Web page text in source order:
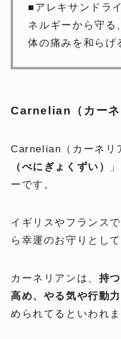
■アレキサンドラ
ネルギーから守る
体の痛みを和らげ
Carnelian（カーネ
Carnelian（カーネリ
（べにぎょくずい）
ーです。
イギリスやフランス
ら幸運のお守りとし
カーネリアンは、 持
高め、やる気や行動
められてるといわれま